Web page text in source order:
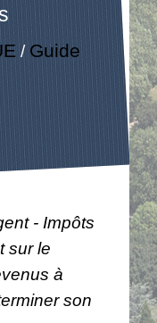
/ Guide
- Impôts
sur le
à
son